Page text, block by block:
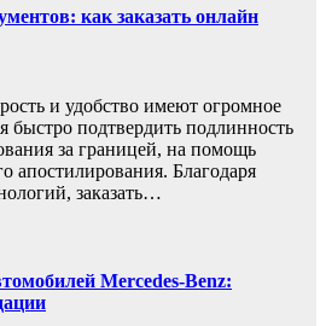
как заказать онлайн
и удобство имеют огромное
быстро подтвердить подлинность
за границей, на помощь
апостилирования. Благодаря
заказать…
Mercedes-Benz: